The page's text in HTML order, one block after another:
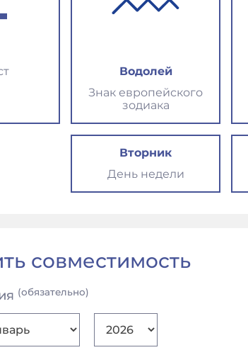
Водолей
Знак европейского
зодиака
Вторник
День недели
совместимость
(обязательно)